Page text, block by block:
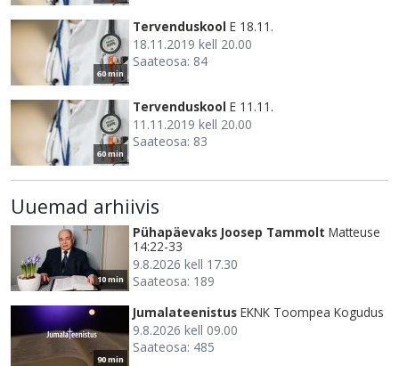
60 min
Tervenduskool E 18.11.
18.11.2019 kell 20.00
Saateosa: 84
60 min
Tervenduskool E 11.11.
11.11.2019 kell 20.00
Saateosa: 83
Uuemad arhiivis
10 min
Pühapäevaks Joosep Tammolt Matteuse
14:22-33
9.8.2026 kell 17.30
Saateosa: 189
90 min
Jumalateenistus EKNK Toompea Kogudus
9.8.2026 kell 09.00
Saateosa: 485